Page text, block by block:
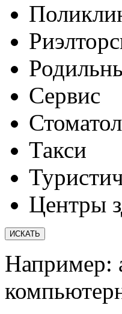
Сервис
Такси
Центры
Например: